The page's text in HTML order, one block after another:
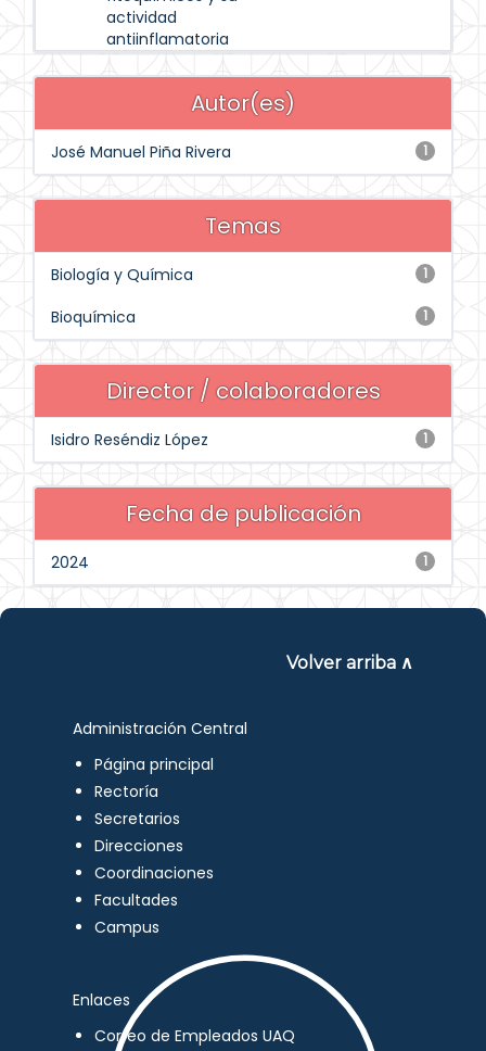
actividad
antiinflamatoria
Autor(es)
1
José Manuel Piña Rivera
Temas
1
Biología y Química
1
Bioquímica
Director / colaboradores
1
Isidro Reséndiz López
Fecha de publicación
1
2024
Volver arriba ∧
Administración Central
Página principal
Rectoría
Secretarios
Direcciones
Coordinaciones
Facultades
Campus
Enlaces
Correo de Empleados UAQ